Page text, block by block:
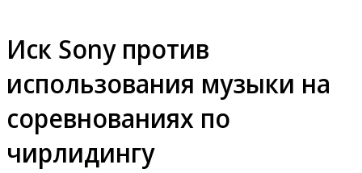
Иск Sony против
использования музыки на
соревнованиях по
чирлидингу